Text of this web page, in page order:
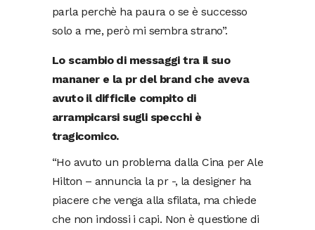
parla perchè ha paura o se è successo
solo a me, però mi sembra strano”.
Lo scambio di messaggi tra il suo
mananer e la pr del brand che aveva
avuto il difficile compito di
arrampicarsi sugli specchi è
tragicomico.
“Ho avuto un problema dalla Cina per Ale
Hilton – annuncia la pr -, la designer ha
piacere che venga alla sfilata, ma chiede
che non indossi i capi. Non è questione di